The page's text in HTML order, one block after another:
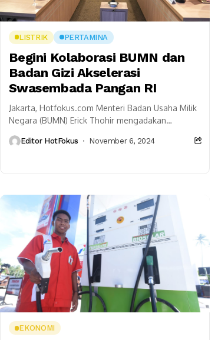
LISTRIK PERTAMINA
Begini Kolaborasi BUMN dan
Badan Gizi Akselerasi
Swasembada Pangan RI
Jakarta, Hotfokus.com Menteri Badan Usaha Milik
Negara (BUMN) Erick Thohir mengadakan
Dadan Hindayana untuk membahas kerja sama...
Editor HotFokus November 6, 2024
EKONOMI